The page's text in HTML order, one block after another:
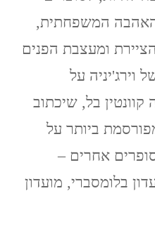
המשפחתית,
ומעצבת הפנים
וירג'יניה על
בל, שיכתוב
ביותר על
אחרים –
בלומסברי, מועדון